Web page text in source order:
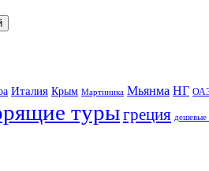
Италия Крым Мартиника Мьянма НГ
турыгреция дешевые